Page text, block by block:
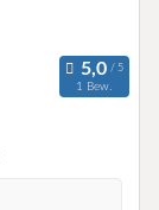
1 Bew.